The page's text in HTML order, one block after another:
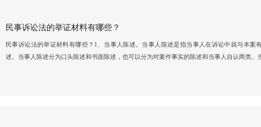
民事诉讼法的举证材料有哪些？
民事诉讼法的举证材料有哪些？1、当事人陈述。当事人陈述是指当事人在诉讼中就与本案
述。当事人陈述分为口头陈述和书面陈述，也可以分为对案件事实的陈述和当事人自认两类。